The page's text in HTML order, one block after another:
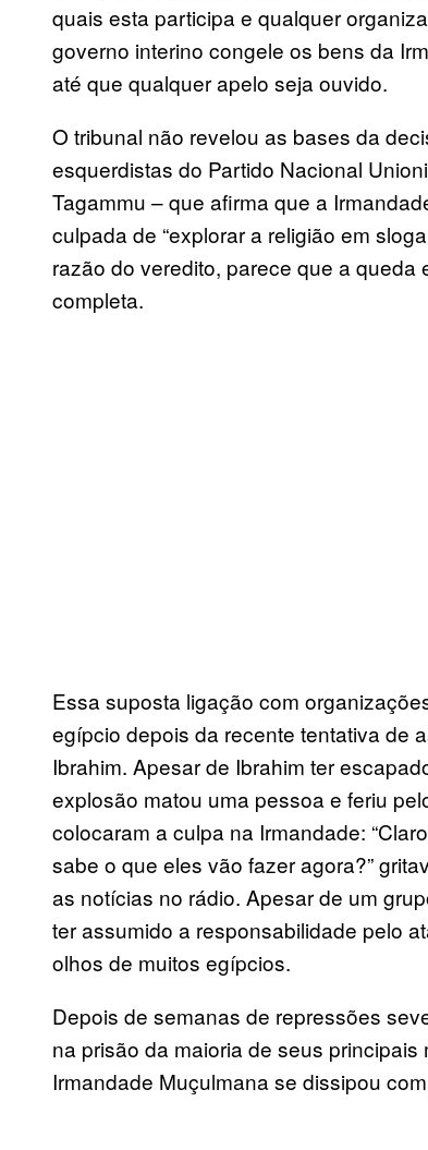
quais esta participa e qualquer
governo interino congele os bens da
até que qualquer apelo seja ouvido.
O tribunal não revelou as bases da
esquerdistas do Partido Nacional
Tagammu – que afirma que a
culpada de “explorar a religião em
razão do veredito, parece que a
completa.
Essa suposta ligação com
egípcio depois da recente tentativa de
Ibrahim. Apesar de Ibrahim ter
explosão matou uma pessoa e feriu
colocaram a culpa na Irmandade:
sabe o que eles vão fazer agora?”
as notícias no rádio. Apesar de um
ter assumido a responsabilidade pelo
olhos de muitos egípcios.
Depois de semanas de repressões
na prisão da maioria de seus
Irmandade Muçulmana se dissipou